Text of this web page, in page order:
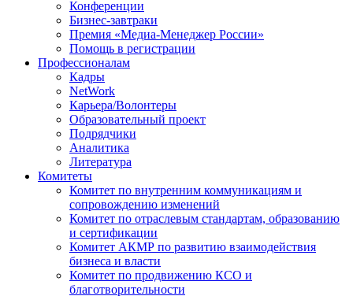
Конференции
Бизнес-завтраки
Премия «Медиа-Менеджер России»
Помощь в регистрации
Профессионалам
Кадры
NetWork
Карьера/Волонтеры
Образовательный проект
Подрядчики
Аналитика
Литература
Комитеты
Комитет по внутренним коммуникациям и
сопровождению изменений
Комитет по отраслевым стандартам, образованию
и сертификации
Комитет АКМР по развитию взаимодействия
бизнеса и власти
Комитет по продвижению КСО и
благотворительности